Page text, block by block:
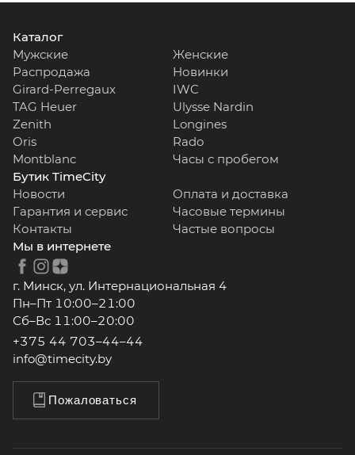
Каталог
Мужские
Женские
Распродажа
Новинки
Girard-Perregaux
IWC
TAG Heuer
Ulysse Nardin
Zenith
Longines
Oris
Rado
Montblanc
Часы с пробегом
Бутик TimeCity
Новости
Оплата и доставка
Гарантия и сервис
Часовые термины
Контакты
Частые вопросы
Мы в интернете
г. Минск, ул. Интернациональная 4
Пн–Пт 10:00–21:00
Сб–Вс 11:00–20:00
+375 44 703–44–44
info@timecity.by
Пожаловаться